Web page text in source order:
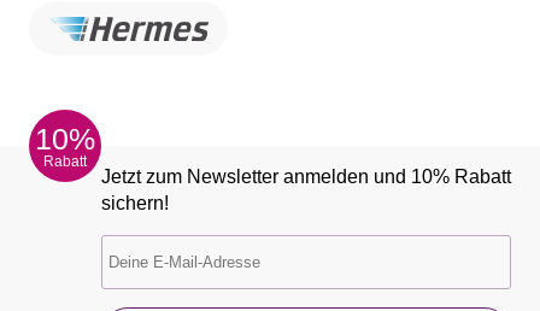
10%
Rabatt
Jetzt zum Newsletter anmelden und 10% Rabatt
sichern!